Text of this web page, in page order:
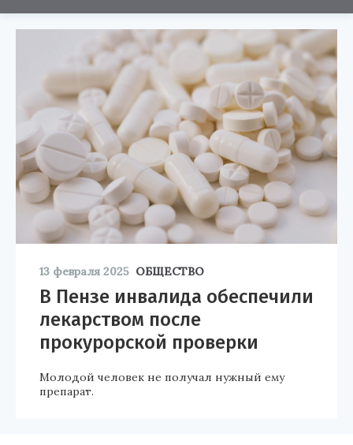
13 февраля 2025 ОБЩЕСТВО
В Пензе инвалида обеспечили
лекарством после
прокурорской проверки
Молодой человек не получал нужный ему
препарат.